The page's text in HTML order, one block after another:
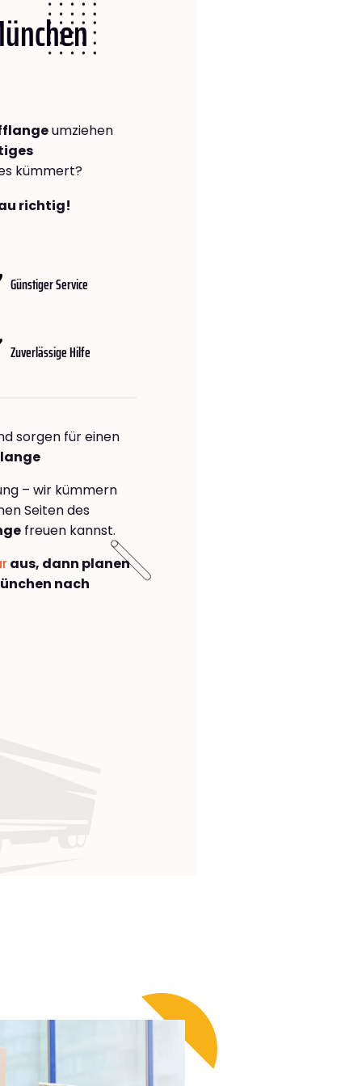
umziehen
kümmert?
richtig!
Günstiger Service
Zuverlässige Hilfe
sorgen für einen
– wir kümmern
Seiten des
freuen kannst.
aus, dann planen
nach